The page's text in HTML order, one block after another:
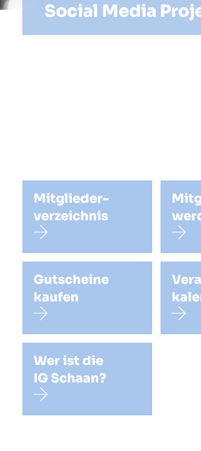
Social Media
Mitglieder-
verzeichnis
Gutscheine
kaufen
Wer ist die
IG Schaan?